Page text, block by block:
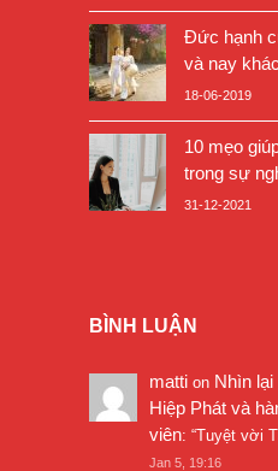
Đức hạnh
và nay
18-06-2019
10 mẹo
trong sự
31-12-2021
BÌNH LUẬN
matti on Nhìn
Hiệp Phát và
viên: “Tuyệt vời
Jan 5, 19:16